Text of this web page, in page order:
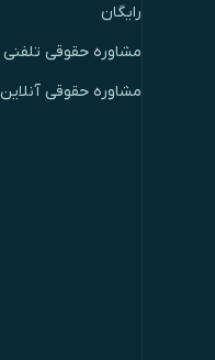
رایگان
مشاوره حقوقی تلفنی
مشاوره حقوقی آنلاین